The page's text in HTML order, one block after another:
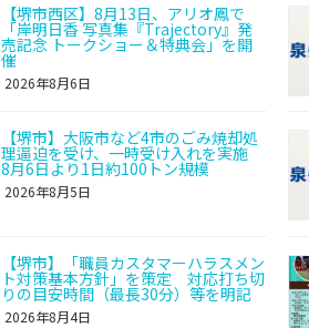
【堺市西区】8月13日、アリオ鳳で
「岸明日香 写真集『Trajectory』発
売記念 トークショー＆特典会」を開
催
2026年8月6日
【堺市】大阪市など4市のごみ焼却処
理逼迫を受け、一時受け入れを実施
8月6日より1日約100トン規模
2026年8月5日
【堺市】「職員カスタマーハラスメン
ト対策基本方針」を策定 対応打ち切
りの目安時間（最長30分）等を明記
2026年8月4日